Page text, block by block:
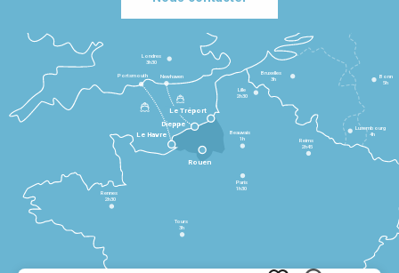
Le Havre
Dieppe
Le Tréport
Rennes
2h30
Tours
3h
Paris
1h30
Beauvais
1h
Reims
2h45
Lille
2h30
Bruxelles
3h
Londres
3h30
Newhaven
Portsmouth
Bonn
5h
Luxembourg
4h
Rouen